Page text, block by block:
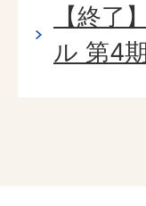
【終
ル 第4